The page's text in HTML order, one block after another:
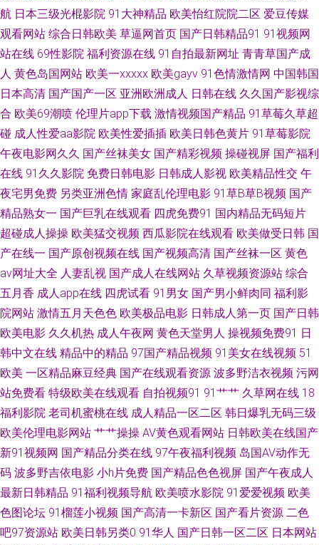
国在线视频 欧美色图澳洲 不卡的av网站 51福利社区导航 欧美性爱第四页
www日韩 91蜜桃网在线观看 午夜福利视频国产一区 九一综合色 91网站做爱
日韩有码在线免费观看 精东逼成人 91男人视频 欧洲瑟瑟 成人女优在线 伊人
青青国产 欧美性爱二区 草逼视频高清无码 亚洲欧洲国产日产综合 九色五月
天婷婷 91在线观看高清 淫淫色色日韩欧美 久久嫩草精品在线观看 a片资源
部 中文字幕五月花 久热只精品在线 91资源每日在线 婷婷五月天青草 久久思
美亚洲日韩国产另类 不卡一期二期 一区二区成人 日韩综合乱伦社区 国产熟
nv91 大香蕉大香蕉伊人天美 东方四虎私人影院 91在线精品送 51视频在线观
看 人妻精品久久在线 久久9久久 第一福利AV导航官网 91视频合集 影音先锋
AV色 色情影院免观看 久久婷导航 操BK爱爱 91精品色 亚州综合五月天成人
欧美一级A片久久 久久人妻网 国产AV91 91小视频试看网站 91大神车震 色悠
悠成人综合 久久国产伊人网 东方影库四虎8848 91视频第一页 91社区成人
网站 91传媒免费观看视频 亚洲国产日韩欧美综合 日韩在线一本道 久草韩日
WWW 福利视频导航我99 浮力影院限制级 综合色色亭亭 深夜成人三级免费
航 日本三级光棍影院 91大神精品 欧美怡红院院二区 爱豆传媒
观看网站 综合日韩欧美 草逼网首页 国产日韩精品91 91视频网
站在线 69性影院 福利资源在线 91自拍最新网址 青青草国产成
人 黄色岛国网站 欧美一xxxxx 欧美gayv 91色情激情网 中国韩国
日本高清 国产国产一区 亚洲欧洲成人 日韩在线 久久国产影视综
合 欧美69潮喷 伦理片app下载 激情视频国产精品 91草莓久草超
碰 成人性爱aa影院 欧美性爱插插 欧美日韩色黄片 91草莓影院
午夜电影网久久 国产丝袜美女 国产精彩视频 操碰视屏 国产福利
在线 91久久影院 免费日韩电影 日韩成人影视 欧美精品性交 午
夜宅男免费 另类亚洲色情 家庭乱伦理电影 91草B草B视频 国产
精品熟女一 国产巨乳在线观看 四虎免费91 国内精品无码短片
超碰成人操操 欧美猛交视频 西瓜影院在线观看 欧美做受日韩 国
产在线一 国产原创视频在线 国产视频高清 国产丝袜一区 黄色
av网址大全 人妻乱视 国产成人在线网站 久草视频资源站 综合
五月香 成人app在线 四虎试看 91男女 国产男小鲜肉同 福利影
院网站 激情五月天色色 欧美极品电影 日韩成人第一页 国产日韩
欧美电影 久久机热 成人午夜网 黄色天堂男人 操视频免费91 日
韩中文在线 精品中的精品 97国产精品视频 91美女在线视频 51
欧美 一区精品麻豆经典 国产在线观看资源 波多野洁衣视频 污网
站免费看 特级欧美在线观看 自拍视频91 91艹艹 久草网在线 18
福利影院 老司机蜜桃在线 成人精品一区二区 韩日爆乳无码三级
欧美伦理电影网站 艹艹操操 AV黄色观看网站 日韩欧美在线国产
新91视频网 国产精品分类在线 97午夜福利视频 岛国AV动作无
码 波多野吉依电影 小h片免费 国产精品色色视屏 国产午夜成人
最新日韩精品 91福利视频导航 欧美喷水影院 91爱爱视频 欧美
色图论坛 91榴莲小视频 国产高清一卡新区 国产看片资源 二色
吧97资源站 欧美日韩另类0 91华人 国产日韩一区二区 日本网站